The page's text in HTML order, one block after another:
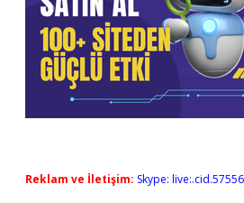
Reklam ve İletişim: Skype: